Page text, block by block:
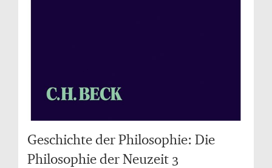
Geschichte der Philosophie: Die
Philosophie der Neuzeit 3